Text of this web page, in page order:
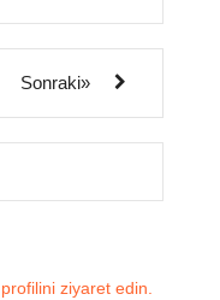
Sonraki»
profilini ziyaret edin.